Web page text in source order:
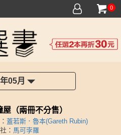
0
05月
屋（兩冊不分售）
蓋若斯．魯本(Gareth Rubin)
： 馬可孛羅